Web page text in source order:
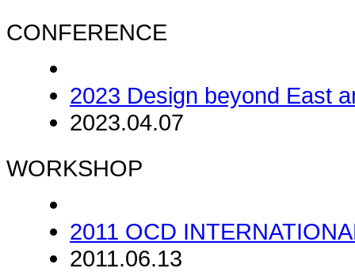
CONFERENCE
2023 Design beyond East
2023.04.07
WORKSHOP
2011 OCD
2011.06.13